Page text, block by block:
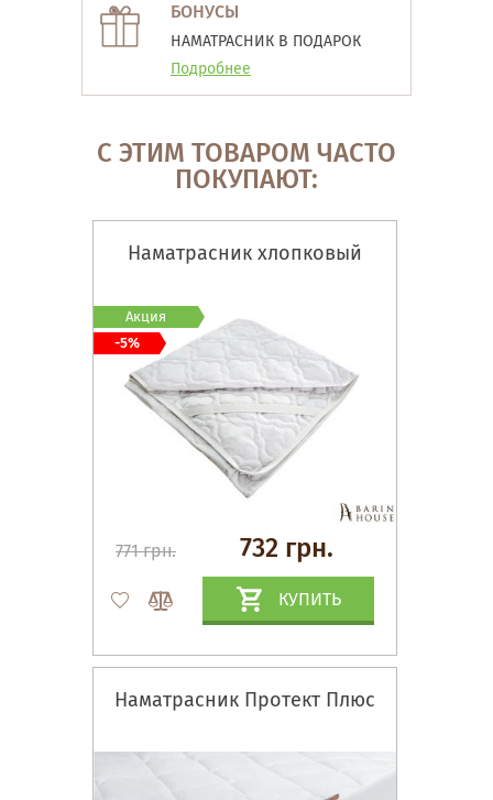
БОНУСЫ
НАМАТРАСНИК В ПОДАРОК
Подробнее
С ЭТИМ ТОВАРОМ ЧАСТО
ПОКУПАЮТ:
Наматрасник хлопковый
771 грн. 732 грн.
КУПИТЬ
Акция
-5%
Наматрасник Протект Плюс